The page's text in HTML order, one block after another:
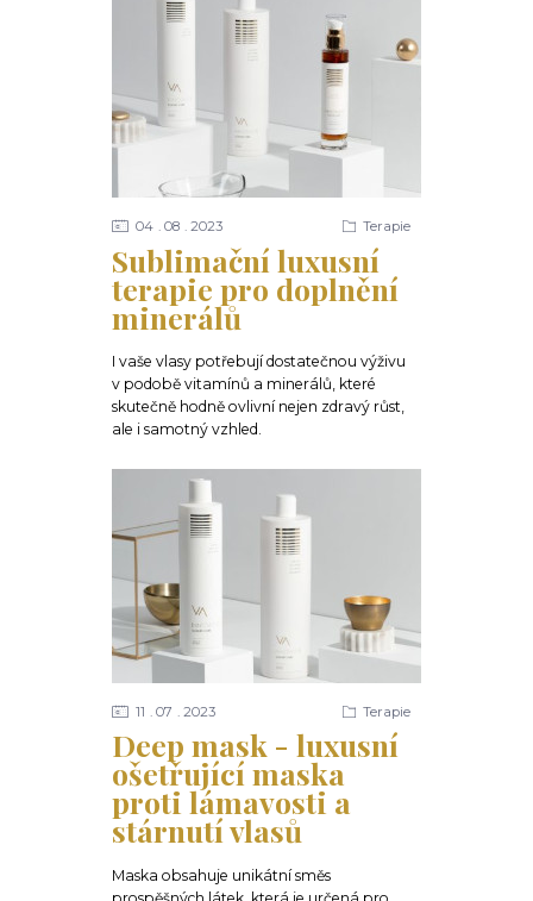
Sublimační luxusní
terapie pro doplnění
minerálů
04 08 2023 Terapie
I vaše vlasy potřebují dostatečnou výživu
v podobě vitamínů a minerálů, které
skutečně hodně ovlivní nejen zdravý růst,
ale i samotný vzhled.
Deep mask - luxusní
ošetřující maska
proti lámavosti a
stárnutí vlasů
11 07 2023 Terapie
Maska obsahuje unikátní směs